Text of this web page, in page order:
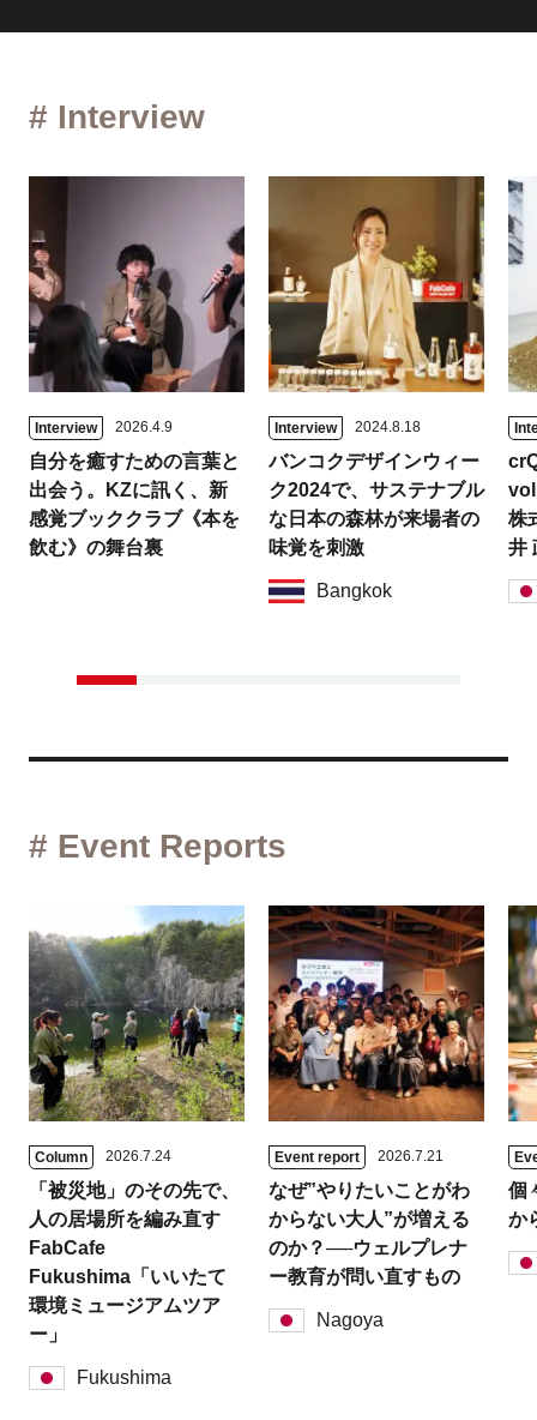
# Interview
Interview 2026.4.9
自分を癒すための言葉と
出会う。KZに訊く、新
感覚ブッククラブ《本を
飲む》の舞台裏
Interview 2024.8.18
バンコクデザインウィー
ク2024で、サステナブル
な日本の森林が来場者の
味覚を刺激
Bangkok
株
井
# Event Reports
Column 2026.7.24
「被災地」のその先で、
人の居場所を編み直す
FabCafe
Fukushima「いいたて
環境ミュージアムツア
ー」
Fukushima
Event report 2026.7.21
なぜ”やりたいことがわ
からない大人”が増える
のか？──ウェルプレナ
ー教育が問い直すもの
Nagoya
個
か